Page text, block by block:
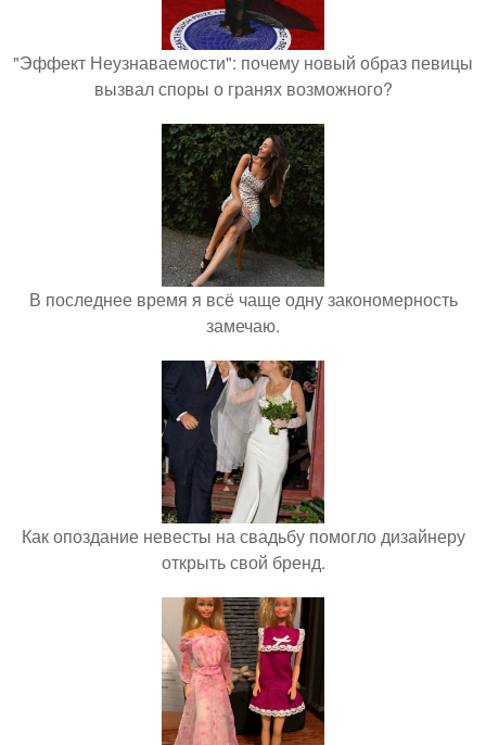
"Эффект Неузнаваемости": почему новый образ певицы
вызвал споры о гранях возможного?
В последнее время я всё чаще одну закономерность
замечаю.
Как опоздание невесты на свадьбу помогло дизайнеру
открыть свой бренд.